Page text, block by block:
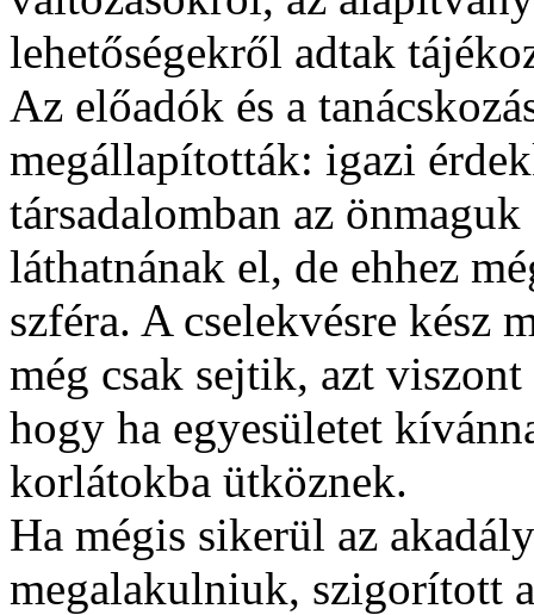
lehetőségekről adtak
Az előadók és a
megállapították: igazi
társadalomban az
láthatnának el, de ehhez
szféra. A cselekvésre kész
még csak sejtik, azt
hogy ha egyesületet
korlátokba ütköznek.
Ha mégis sikerül az
megalakulniuk, szigorított